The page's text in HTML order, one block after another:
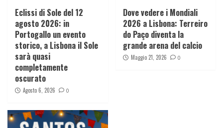
Eclissi di Sole del 12
agosto 2026: in
Portogallo un evento
storico, a Lisbona il Sole
sarà quasi
completamente
oscurato
Agosto 6, 2026 0
Dove vedere i Mondiali
2026 a Lisbona: Terreiro
do Paço diventa la
grande arena del calcio
Maggio 21, 2026 0